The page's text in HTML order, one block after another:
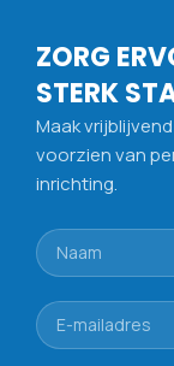
ZORG
STERK
Maak
voorzien van
inrichting.